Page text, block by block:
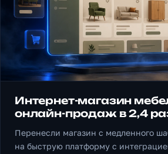
Интернет-магазин
онлайн-продаж в 2,4
Перенесли магазин с медленного
на быструю платформу с